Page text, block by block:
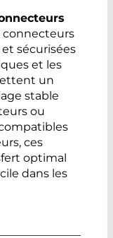
connecteurs
sécurisées
et les
un
stable
ou
ces
optimal
dans les